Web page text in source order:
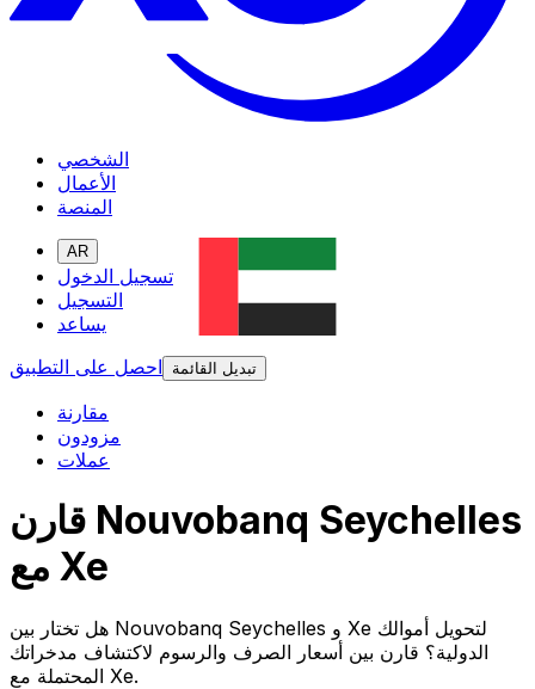
الشخصي
الأعمال
المنصة
AR
تسجيل الدخول
التسجيل
يساعد
احصل على التطبيق
تبديل القائمة
مقارنة
مزودون
عملات
قارن Nouvobanq Seychelles
مع Xe
هل تختار بين Nouvobanq Seychelles و Xe لتحويل أموالك
الدولية؟ قارن بين أسعار الصرف والرسوم لاكتشاف مدخراتك
المحتملة مع Xe.